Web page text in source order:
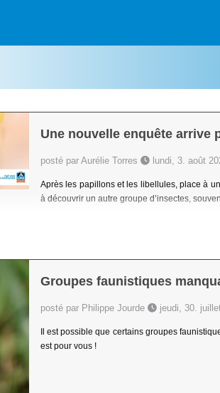
Une nouvelle enquête arrive
posté par Aurélie Torres lundi, 3. août
Après les papillons et les libellules, place à
à découvrir un autre groupe d’insectes,
Groupes faunistiques
posté par Philippe Jourde jeudi, 30.
Il est possible que certains groupes
est pour vous !